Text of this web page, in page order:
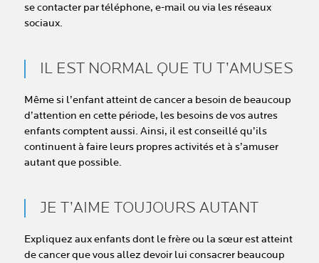
se contacter par téléphone, e-mail ou via les réseaux
sociaux.
IL EST NORMAL QUE TU T’AMUSES
Même si l’enfant atteint de cancer a besoin de beaucoup
d’attention en cette période, les besoins de vos autres
enfants comptent aussi. Ainsi, il est conseillé qu’ils
continuent à faire leurs propres activités et à s’amuser
autant que possible.
JE T’AIME TOUJOURS AUTANT
Expliquez aux enfants dont le frère ou la sœur est atteint
de cancer que vous allez devoir lui consacrer beaucoup